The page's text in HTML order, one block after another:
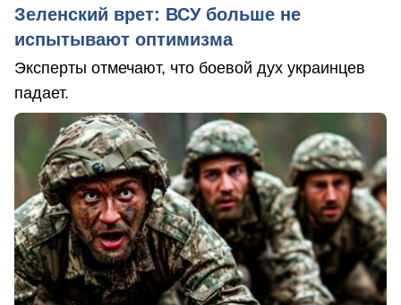
Зеленский врет: ВСУ больше не
испытывают оптимизма
Эксперты отмечают, что боевой дух украинцев
падает.